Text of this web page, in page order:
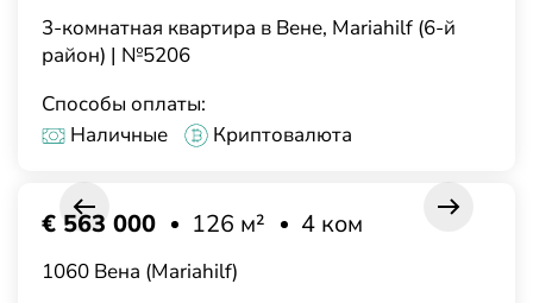
3-комнатная квартира в Вене, Mariahilf (6-й
район) | №5206
Способы оплаты:
Наличные
Криптовалюта
€ 563 000 126 м² 4 ком
1060 Вена (Mariahilf)